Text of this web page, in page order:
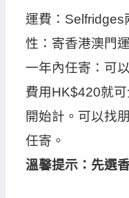
運費：Selfridges
性：寄香港澳門
一年內任寄：可
費用HK$420就
開始計。可以找
任寄。
溫馨提示：先選